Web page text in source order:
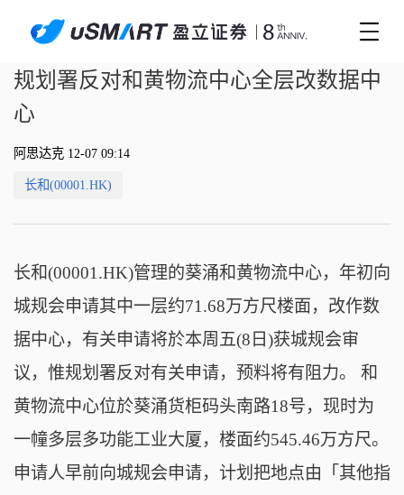
规划署反对和黄物流中心全层改数据中
心
阿思达克 12-07 09:14
长和(00001.HK)
长和(00001.HK)管理的葵涌和黄物流中心，年初向
城规会申请其中一层约71.68万方尺楼面，改作数
据中心，有关申请将於本周五(8日)获城规会审
议，惟规划署反对有关申请，预料将有阻力。 和
黄物流中心位於葵涌货柜码头南路18号，现时为
一幢多层多功能工业大厦，楼面约545.46万方尺。
申请人早前向城规会申请，计划把地点由「其他指